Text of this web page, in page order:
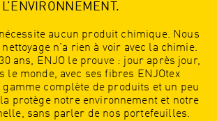
L’ENVIRONNEMENT.
aucun produit chimique. Nous
n’a rien à voir avec la chimie.
ans, ENJO le prouve : jour après jour,
le monde, avec ses fibres ENJOtex
gamme complète de produits et un peu
protège notre environnement et notre
sans parler de nos portefeuilles.